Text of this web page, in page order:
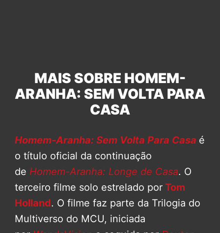
MAIS SOBRE HOMEM-
ARANHA: SEM VOLTA PARA
CASA
Homem-Aranha: Sem Volta Para Casa é
o título oficial da continuação
de Homem-Aranha: Longe de Casa. O
terceiro filme solo estrelado por Tom
Holland. O filme faz parte da Trilogia do
Multiverso do MCU, iniciada